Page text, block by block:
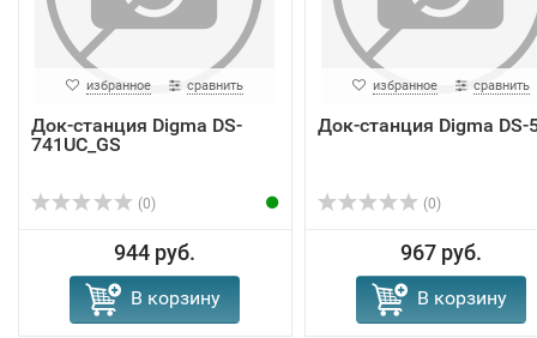
избранное сравнить
Док-станция Digma DS-
741UC_GS
(0)
944 руб.
В корзину
избранное сравнить
Док-станция Digma DS-
(0)
967 руб.
В корзину